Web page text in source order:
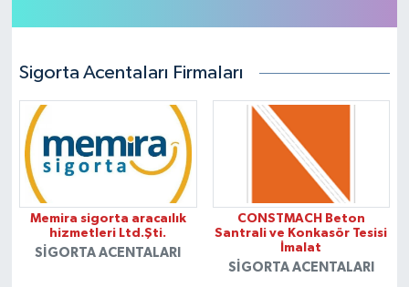
Sigorta Acentaları Firmaları
Memira sigorta aracaılık
hizmetleri Ltd.Şti.
SIGORTA ACENTALARI
CONSTMACH Beton
Santrali ve Konkasör Tesisi
İmalat
SIGORTA ACENTALARI